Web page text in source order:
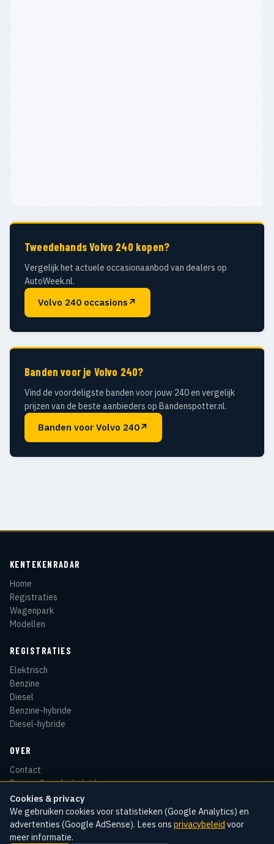
Cookies & privacy
We gebruiken cookies voor statistieken (Google Analytics) en
advertenties (Google AdSense). Lees ons privacybeleid voor
meer informatie.
Tweedehands Volvo 240 kopen?
Vergelijk het actuele occasionaanbod van dealers op
AutoWeek.nl.
Volvo 240 occasions ↗
Banden voor je Volvo 240?
Vind de voordeligste banden voor jouw 240 en vergelijk
prijzen van de beste aanbieders op Bandenspotter.nl.
Banden voor Volvo 240↗
KENTEKENRADAR
Home
Registraties
Wagenpark
Modellen
REGISTRATIES
Elektrisch
Benzine
Diesel
Benzine-hybride
Diesel-hybride
OVER
Contact
Privacy & cookiebeleid
Disclaimer
Sitemap